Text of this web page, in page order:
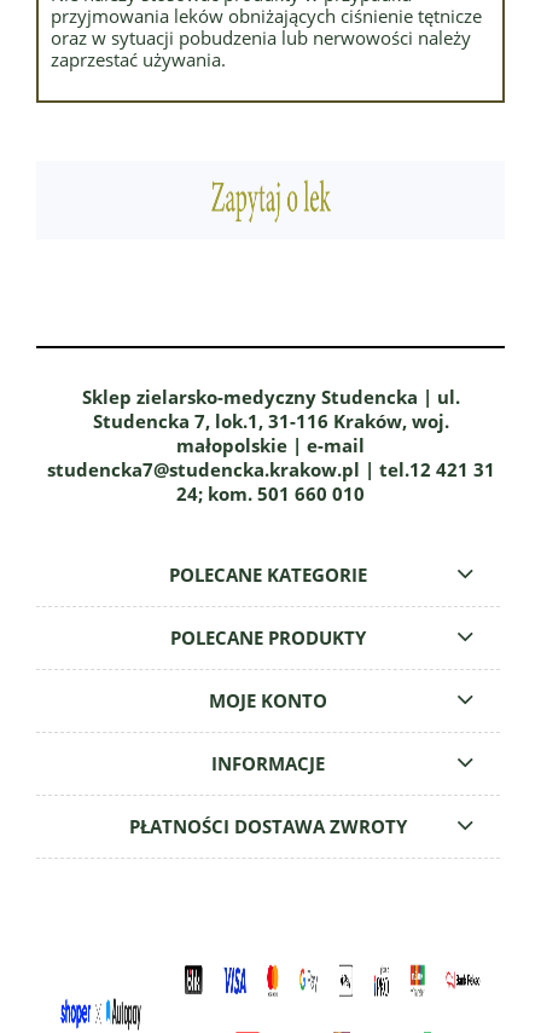
przyjmowania leków obniżających ciśnienie tętnicze
oraz w sytuacji pobudzenia lub nerwowości należy
zaprzestać używania.
Sklep zielarsko-medyczny Studencka | ul.
Studencka 7, lok.1, 31-116 Kraków, woj.
małopolskie | e-mail
studencka7@studencka.krakow.pl | tel.12 421 31
24; kom. 501 660 010
POLECANE KATEGORIE
POLECANE PRODUKTY
MOJE KONTO
INFORMACJE
PŁATNOŚCI DOSTAWA ZWROTY